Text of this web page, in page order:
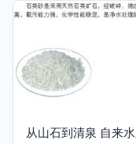
从山石到清泉 自来